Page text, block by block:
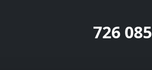
726 085